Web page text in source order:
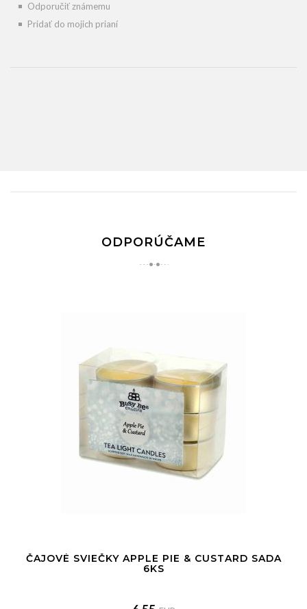
Odporučiť známemu
Pridať do mojich prianí
ODPORÚČAME
ČAJOVÉ SVIEČKY APPLE PIE & CUSTARD SADA
6KS